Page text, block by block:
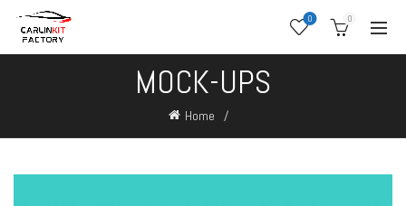
0 0
MOCK-UPS
Home